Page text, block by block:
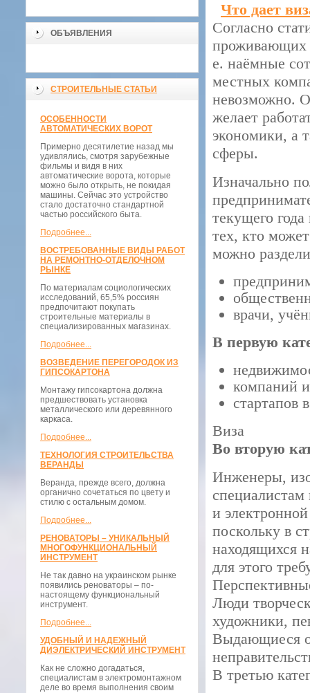
ОБЪЯВЛЕНИЯ
СТРОИТЕЛЬНЫЕ СТАТЬИ
ОСОБЕННОСТИ
АВТОМАТИЧЕСКИХ ВОРОТ
Примерно десятилетие назад мы
удивлялись, смотря зарубежные
фильмы и видя в них
автоматические ворота, которые
можно было открыть, не покидая
машины. Сейчас это устройство
стало достаточно стандартной
частью российского быта.
Подробнее...
ВОСТРЕБОВАННЫЕ ВИДЫ РАБОТ
НА РЕМОНТНО-ОТДЕЛОЧНОМ
РЫНКЕ
По материалам социологических
исследований, 65,5% россиян
предпочитают покупать
строительные материалы в
специализированных магазинах.
Подробнее...
ВОЗВЕДЕНИЕ ПЕРЕГОРОДОК ИЗ
ГИПСОКАРТОНА
Монтажу гипсокартона должна
предшествовать установка
металлического или деревянного
каркаса.
Подробнее...
ТЕХНОЛОГИЯ СТРОИТЕЛЬСТВА
ВЕРАНДЫ
Веранда, прежде всего, должна
органично сочетаться по цвету и
стилю с остальным домом.
Подробнее...
РЕНОВАТОРЫ – УНИКАЛЬНЫЙ
МНОГОФУНКЦИОНАЛЬНЫЙ
ИНСТРУМЕНТ
Не так давно на украинском рынке
появились реноваторы – по-
настоящему функциональный
инструмент.
Подробнее...
УДОБНЫЙ И НАДЕЖНЫЙ
ДИЭЛЕКТРИЧЕСКИЙ ИНСТРУМЕНТ
Как не сложно догадаться,
специалистам в электромонтажном
деле во время выполнения своим
Что дает
Согласно
проживающих
е. наёмные
местных
невозможно.
желает
экономики, а
сферы.
Изначально
текущего
тех, кто
можно
врачи,
В первую
компаний
стартапов
Виза
Во вторую
Инженеры,
специалистам
и
поскольку в
находящихся
для этого
Люди
художники,
Выдающиеся
В третью